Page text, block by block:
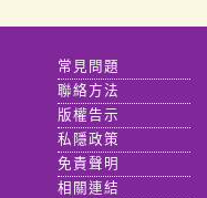
常見問題
聯絡方法
版權告示
私隱政策
免責聲明
相關連結